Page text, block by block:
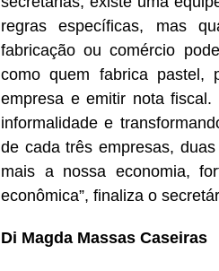
regras específicas, mas
fabricação ou comércio
como quem fabrica pastel,
empresa e emitir nota
informalidade e
de cada três empresas,
mais a nossa economia,
econômica”, finaliza o
Di Magda Massas Caseiras